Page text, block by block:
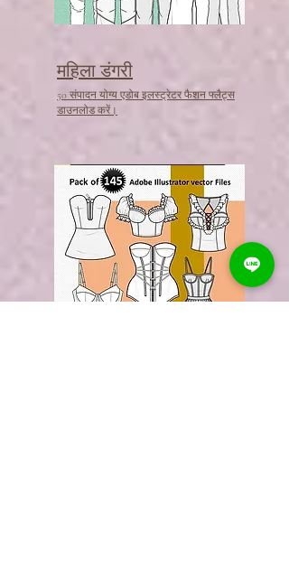
महिला डंगरी
50 संपादन योग्य एडोब इलस्ट्रेटर फैशन फ्लैट्स
डाउनलोड करें।